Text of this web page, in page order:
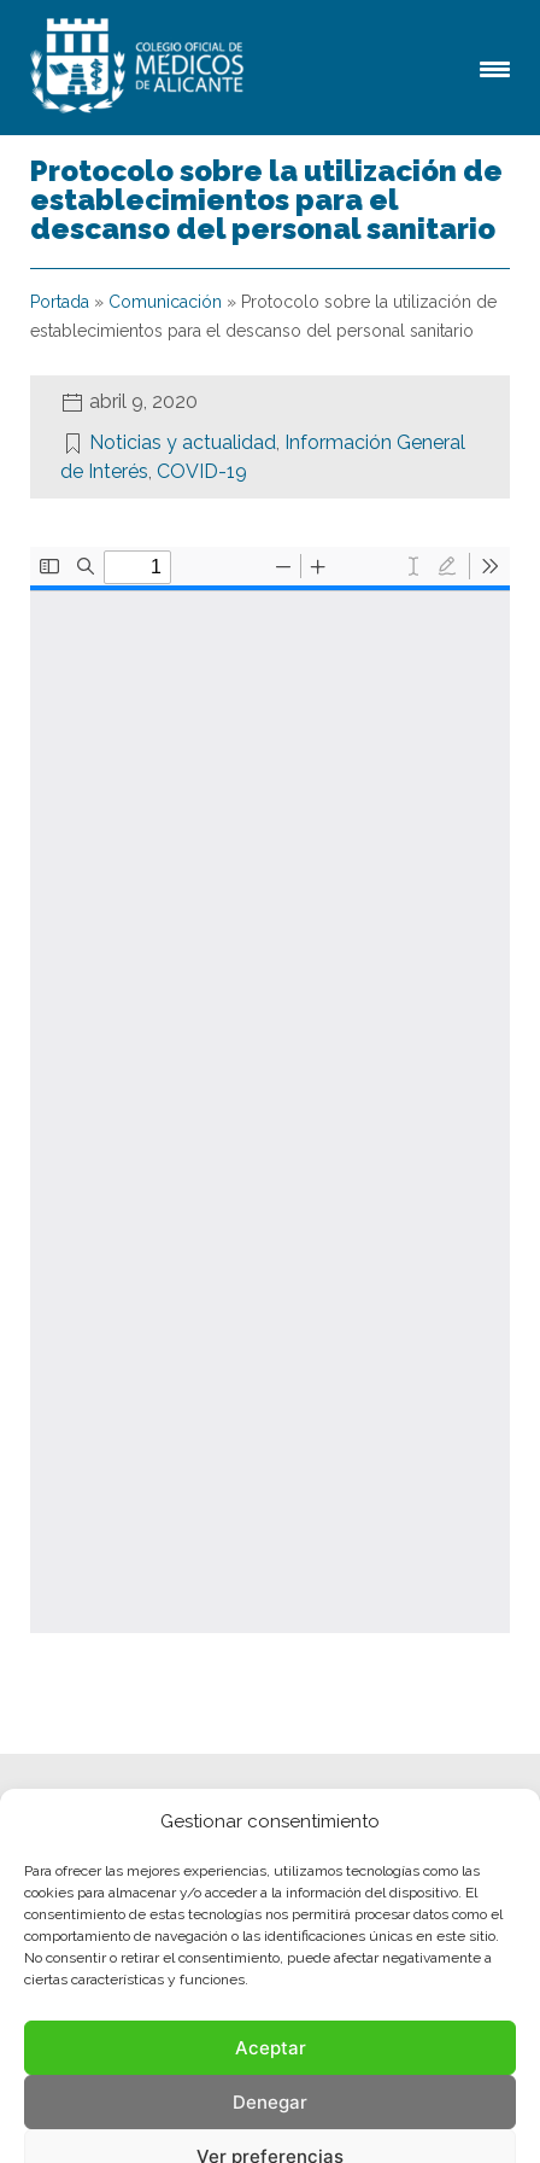
Gestionar consentimiento
Para ofrecer las mejores experiencias, utilizamos tecnologías como las
cookies para almacenar y/o acceder a la información del dispositivo. El
consentimiento de estas tecnologías nos permitirá procesar datos como el
comportamiento de navegación o las identificaciones únicas en este sitio.
No consentir o retirar el consentimiento, puede afectar negativamente a
ciertas características y funciones.
Aceptar
Denegar
Ver preferencias
Protocolo sobre la utilización de
establecimientos para el
descanso del personal sanitario
Portada » Comunicación » Protocolo sobre la utilización de
establecimientos para el descanso del personal sanitario
abril 9, 2020
Noticias y actualidad, Información General
de Interés, COVID-19